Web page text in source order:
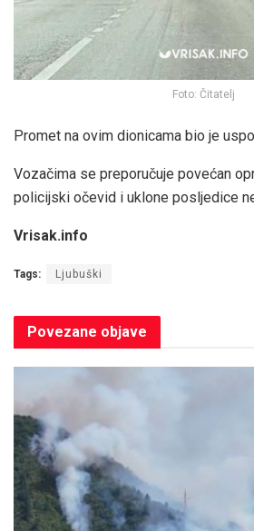
Foto: Čitatelj
Promet na ovim dionicama bio je
Vozačima se preporučuje povećan
policijski očevid i uklone posljedice
Vrisak.info
Tags: Ljubuški
Povezane objave